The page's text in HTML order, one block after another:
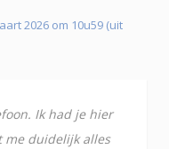
2026 om 10u59 (uit
Ik had je hier
me duidelijk alles